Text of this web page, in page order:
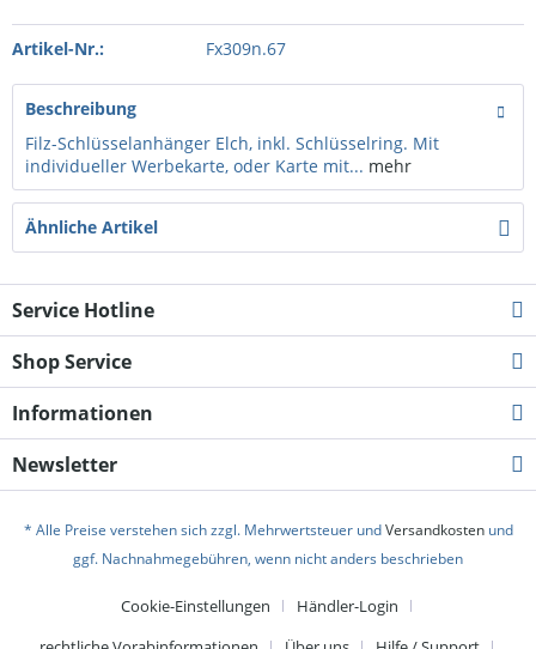
Artikel-Nr.: Fx309n.67
Beschreibung
Filz-Schlüsselanhänger Elch, inkl. Schlüsselring. Mit
individueller Werbekarte, oder Karte mit... mehr
Ähnliche Artikel
Service Hotline
Shop Service
Informationen
Newsletter
* Alle Preise verstehen sich zzgl. Mehrwertsteuer undVersandkostenund
ggf. Nachnahmegebühren, wenn nicht anders beschrieben
Cookie-Einstellungen
Händler-Login